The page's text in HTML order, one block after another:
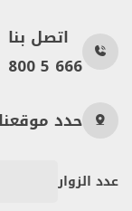
اتصل بنا
800 5 666
حدد موقعنا
عدد الزوار